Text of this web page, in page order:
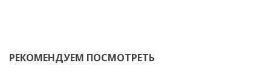
РЕКОМЕНДУЕМ ПОСМОТРЕТЬ